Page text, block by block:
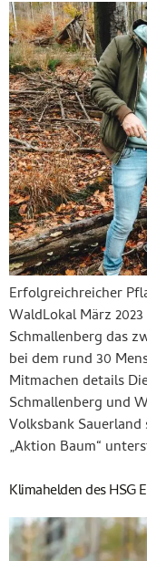
Erfolgreichreicher
WaldLokal März
Schmallenberg das
bei dem rund 30
Mitmachen details
Schmallenberg und
Volksbank
„Aktion Baum“
Klimahelden des HSG